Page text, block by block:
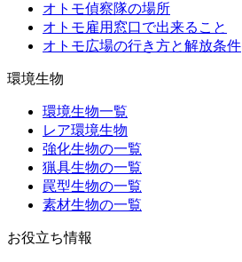
オトモ偵察隊の場所
オトモ雇用窓口で出来ること
オトモ広場の行き方と解放条件
環境生物
環境生物一覧
レア環境生物
強化生物の一覧
猟具生物の一覧
罠型生物の一覧
素材生物の一覧
お役立ち情報